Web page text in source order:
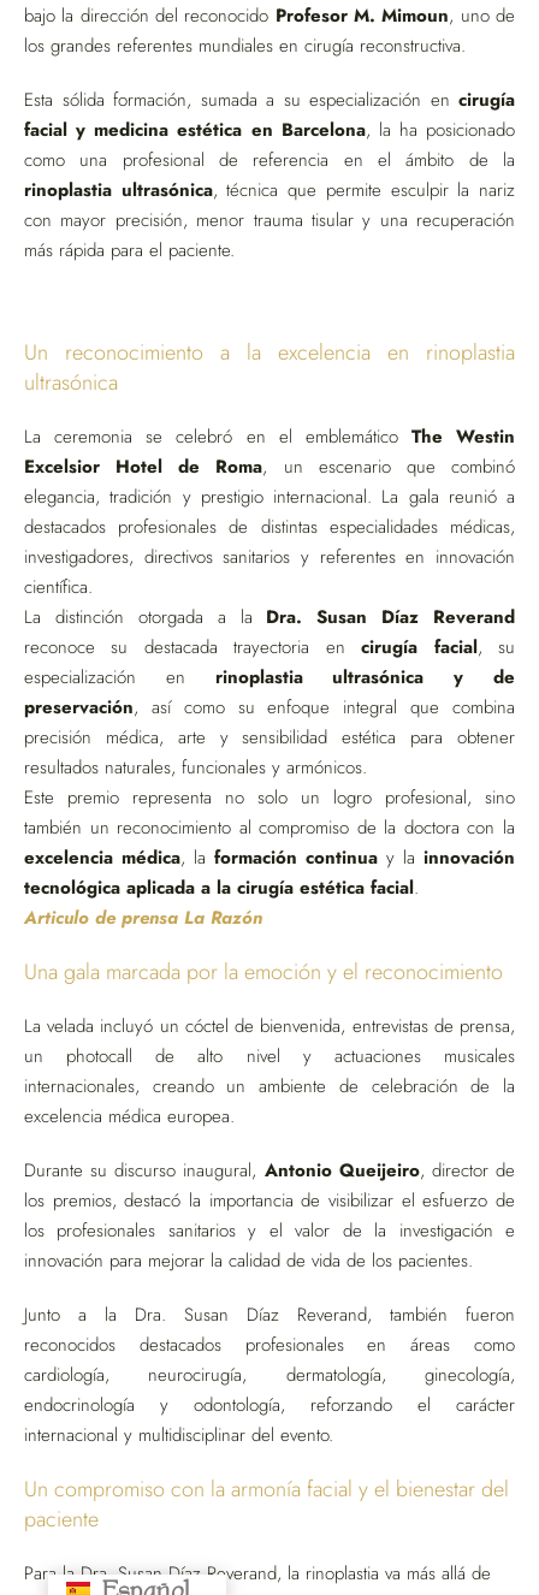
bajo la dirección del reconocido Profesor M. Mimoun, uno de
los grandes referentes mundiales en cirugía reconstructiva.
Esta sólida formación, sumada a su especialización en cirugía
facial y medicina estética en Barcelona, la ha posicionado
como una profesional de referencia en el ámbito de la
rinoplastia ultrasónica, técnica que permite esculpir la nariz
con mayor precisión, menor trauma tisular y una recuperación
más rápida para el paciente.
Un reconocimiento a la excelencia en rinoplastia
ultrasónica
La ceremonia se celebró en el emblemático The Westin
Excelsior Hotel de Roma, un escenario que combinó
elegancia, tradición y prestigio internacional. La gala reunió a
destacados profesionales de distintas especialidades médicas,
investigadores, directivos sanitarios y referentes en innovación
científica.
La distinción otorgada a la Dra. Susan Díaz Reverand
reconoce su destacada trayectoria encirugía facial, su
especialización en rinoplastia ultrasónica y de
preservación, así como su enfoque integral que combina
precisión médica, arte y sensibilidad estética para obtener
resultados naturales, funcionales y armónicos.
Este premio representa no solo un logro profesional, sino
también un reconocimiento al compromiso de la doctora con la
excelencia médica, la formación continua y la innovación
tecnológica aplicada a la cirugía estética facial.
Articulo de prensa La Razón
Una gala marcada por la emoción y el reconocimiento
La velada incluyó un cóctel de bienvenida, entrevistas de prensa,
un photocall de alto nivel y actuaciones musicales
internacionales, creando un ambiente de celebración de la
excelencia médica europea.
Durante su discurso inaugural, Antonio Queijeiro, director de
los premios, destacó la importancia de visibilizar el esfuerzo de
los profesionales sanitarios y el valor de la investigación e
innovación para mejorar la calidad de vida de los pacientes.
Junto a la Dra. Susan Díaz Reverand, también fueron
reconocidos destacados profesionales en áreas como
cardiología, neurocirugía, dermatología, ginecología,
endocrinología y odontología, reforzando el carácter
internacional y multidisciplinar del evento.
Un compromiso con la armonía facial y el bienestar del
paciente
Para la Dra. Susan Díaz Reverand, la rinoplastia va más allá de